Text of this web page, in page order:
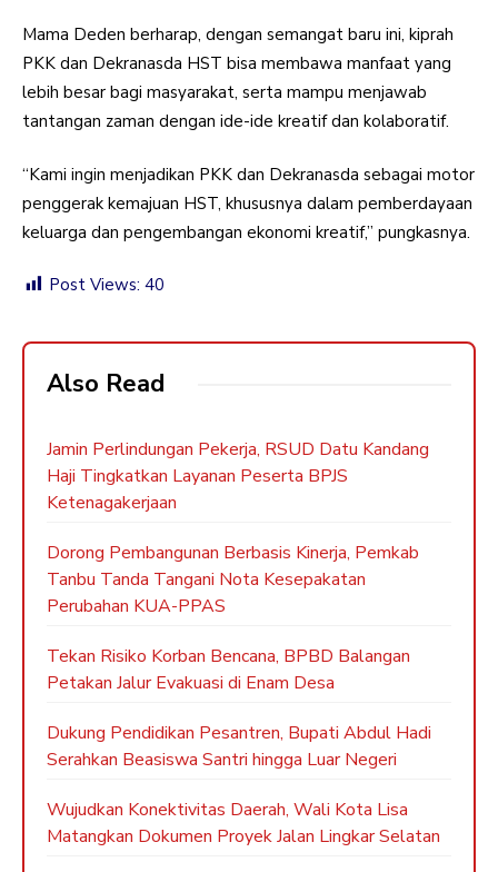
Mama Deden berharap, dengan semangat baru ini, kiprah
PKK dan Dekranasda HST bisa membawa manfaat yang
lebih besar bagi masyarakat, serta mampu menjawab
tantangan zaman dengan ide-ide kreatif dan kolaboratif.
“Kami ingin menjadikan PKK dan Dekranasda sebagai motor
penggerak kemajuan HST, khususnya dalam pemberdayaan
keluarga dan pengembangan ekonomi kreatif,” pungkasnya.
Post Views: 40
Also Read
Jamin Perlindungan Pekerja, RSUD Datu Kandang
Haji Tingkatkan Layanan Peserta BPJS
Ketenagakerjaan
Dorong Pembangunan Berbasis Kinerja, Pemkab
Tanbu Tanda Tangani Nota Kesepakatan
Perubahan KUA-PPAS
Tekan Risiko Korban Bencana, BPBD Balangan
Petakan Jalur Evakuasi di Enam Desa
Dukung Pendidikan Pesantren, Bupati Abdul Hadi
Serahkan Beasiswa Santri hingga Luar Negeri
Wujudkan Konektivitas Daerah, Wali Kota Lisa
Matangkan Dokumen Proyek Jalan Lingkar Selatan